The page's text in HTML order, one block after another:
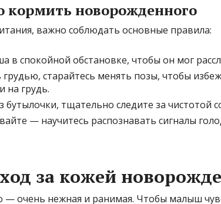
кормить новорожденного
важно соблюдать основные правила:
в спокойной обстановке, чтобы он мог
грудью, старайтесь менять позы, чтобы
на грудь.
бутылочки, тщательно следите за чистотой
— научитесь распознавать сигналы
за кожей
очень нежная и ранимая. Чтобы малыш